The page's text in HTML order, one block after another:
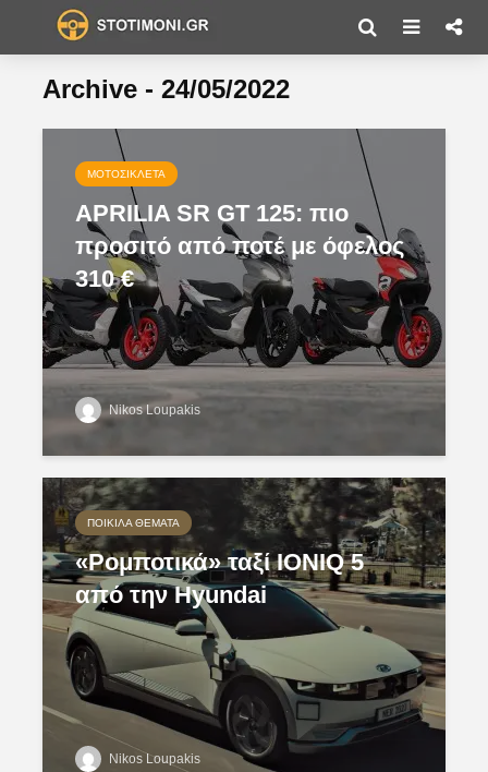
Archive - 24/05/2022
ΜΟΤΟΣΙΚΛΈΤΑ
APRILIA SR GT 125: πιο
προσιτό από ποτέ με όφελος
310 €
Nikos Loupakis
ΠΟΙΚΊΛΑ ΘΈΜΑΤΑ
«Ρομποτικά» ταξί IONIQ 5
από την Hyundai
Nikos Loupakis